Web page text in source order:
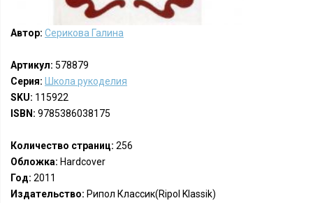
Автор: Серикова Галина
Артикул: 578879
Серия: Школа рукоделия
SKU: 115922
ISBN: 9785386038175
Количество страниц: 256
Обложка: Hardcover
Год: 2011
Издательство: Рипол Классик(Ripol Klassik)